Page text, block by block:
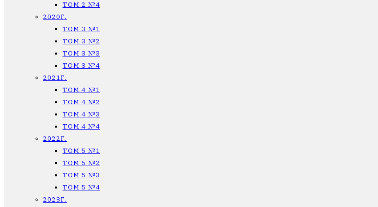
ТОМ 2 №4
2020Г.
ТОМ 3 №1
ТОМ 3 №2
ТОМ 3 №3
ТОМ 3 №4
2021Г.
ТОМ 4 №1
ТОМ 4 №2
ТОМ 4 №3
ТОМ 4 №4
2022Г.
ТОМ 5 №1
ТОМ 5 №2
ТОМ 5 №3
ТОМ 5 №4
2023Г.